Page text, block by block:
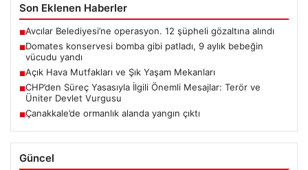
Son Eklenen Haberler
■Avcılar Belediyesi’ne operasyon. 12 şüpheli gözaltına alındı
■Domates konservesi bomba gibi patladı, 9 aylık bebeğin
vücudu yandı
■Açık Hava Mutfakları ve Şık Yaşam Mekanları
■CHP’den Süreç Yasasıyla İlgili Önemli Mesajlar: Terör ve
Üniter Devlet Vurgusu
■Çanakkale’de ormanlık alanda yangın çıktı
Güncel